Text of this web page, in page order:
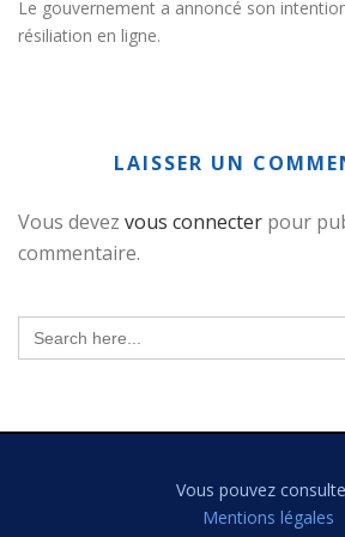
Le gouvernement a annoncé son
résiliation en ligne.
LAISSER UN
Vous devez vous connecter pour
commentaire.
Search
for:
Vous pouvez
Mentions légales